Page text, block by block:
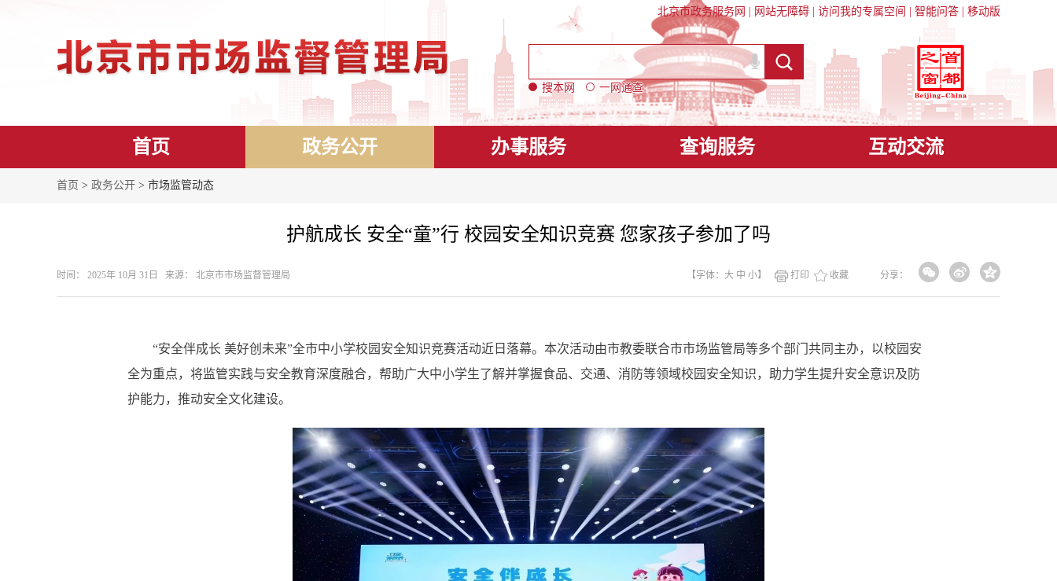
北京市政务服务网 网站无障碍 访问我的专属空间 智能问答 移动版
搜本网 一网通查
首页 政务公开 办事服务 查询服务 互动交流
首页 > 政务公开 > 市场监管动态
护航成长 安全“童”行 校园安全知识竞赛 您家孩子参加了吗
时间： 2025年 10月 31日 来源： 北京市市场监督管理局 分享：
【字体： 大 中 小】 打印 收藏
“安全伴成长 美好创未来”全市中小学校园安全知识竞赛活动近日落幕。本次活动由市教委联合市市场监管局等多个部门共同主办，以校园安
全为重点，将监管实践与安全教育深度融合，帮助广大中小学生了解并掌握食品、交通、消防等领域校园安全知识，助力学生提升安全意识及防
护能力，推动安全文化建设。